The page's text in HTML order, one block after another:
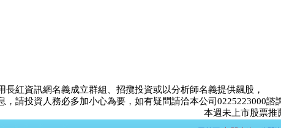
長紅資訊網名義成立群組、招攬投資或以分析師名義提供飆股，
，請投資人務必多加小心為要，如有疑問請洽本公司0225223000諮
本週未上市股票推